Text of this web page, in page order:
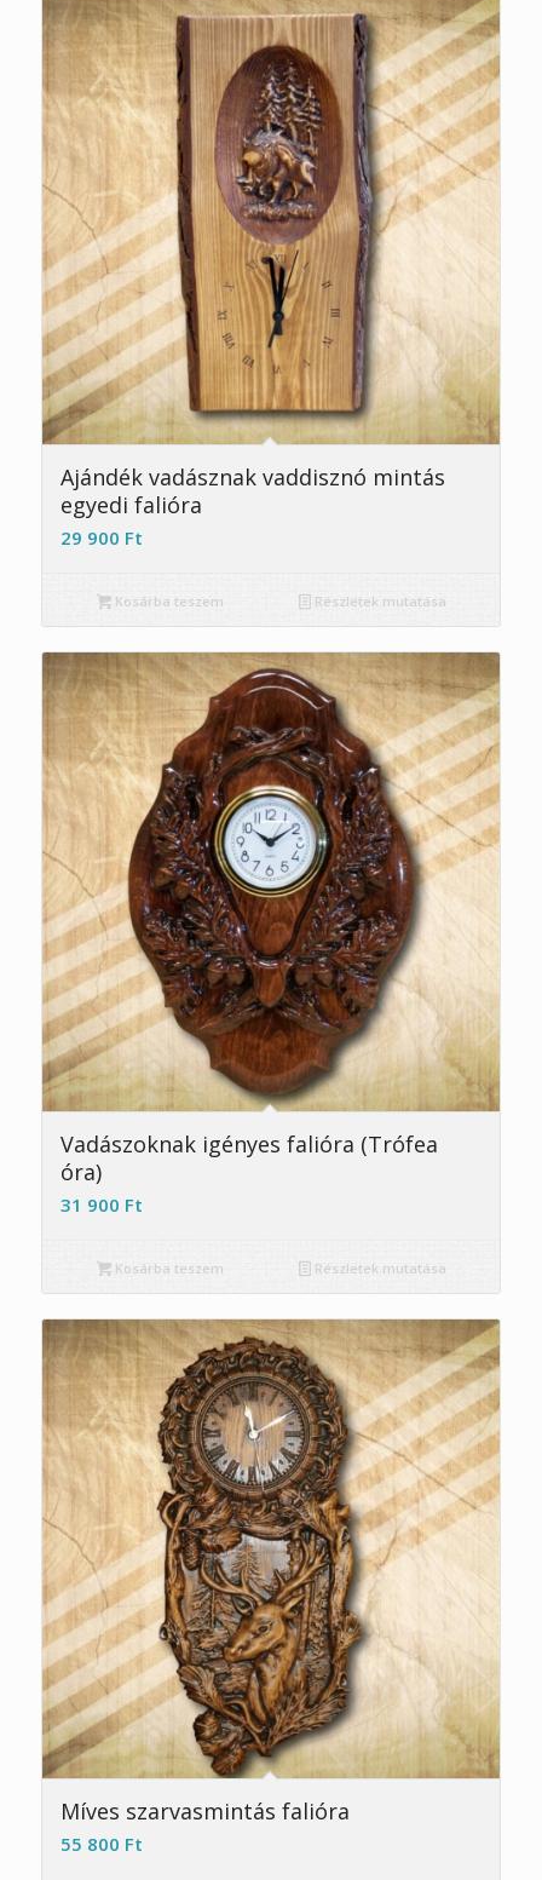
5.00
Ajándék vadásznak vaddisznó mintás
egyedi falióra
29 900 Ft
Kosárba teszem Részletek mutatása
5.00
Vadászoknak igényes falióra (Trófea
óra)
31 900 Ft
Kosárba teszem Részletek mutatása
5.00
Míves szarvasmintás falióra
55 800 Ft